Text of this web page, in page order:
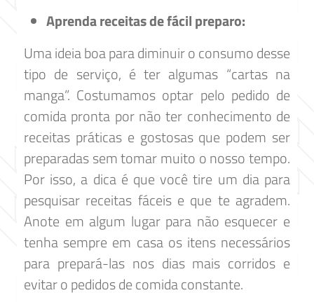
Aprenda receitas de fácil preparo:
Uma ideia boa para diminuir o consumo desse
tipo de serviço, é ter algumas “cartas na
manga”. Costumamos optar pelo pedido de
comida pronta por não ter conhecimento de
receitas práticas e gostosas que podem ser
preparadas sem tomar muito o nosso tempo.
Por isso, a dica é que você tire um dia para
pesquisar receitas fáceis e que te agradem.
Anote em algum lugar para não esquecer e
tenha sempre em casa os itens necessários
para prepará-las nos dias mais corridos e
evitar o pedidos de comida constante.